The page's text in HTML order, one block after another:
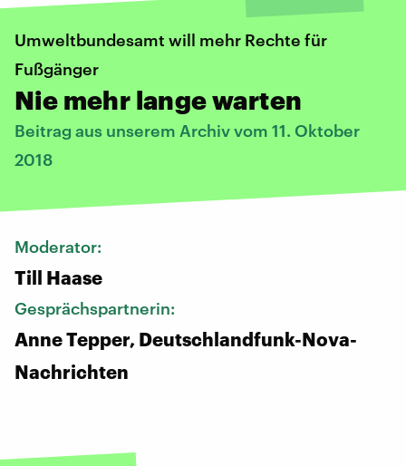
Umweltbundesamt will mehr Rechte für
Fußgänger
Nie mehr lange warten
Beitrag aus unserem Archiv vom 11. Oktober
2018
Moderator:
Till Haase
Gesprächspartnerin:
Anne Tepper, Deutschlandfunk-Nova-
Nachrichten